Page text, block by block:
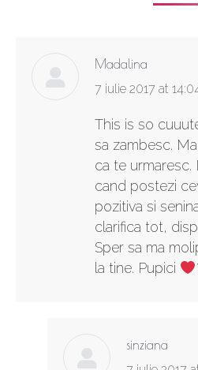
Madalina
says:
7 iulie 2017 at
This is so
sa zambesc.
ca te urmaresc.
cand postezi
pozitiva si
clarifica tot,
Sper sa ma
la tine. Pupici
sinziana